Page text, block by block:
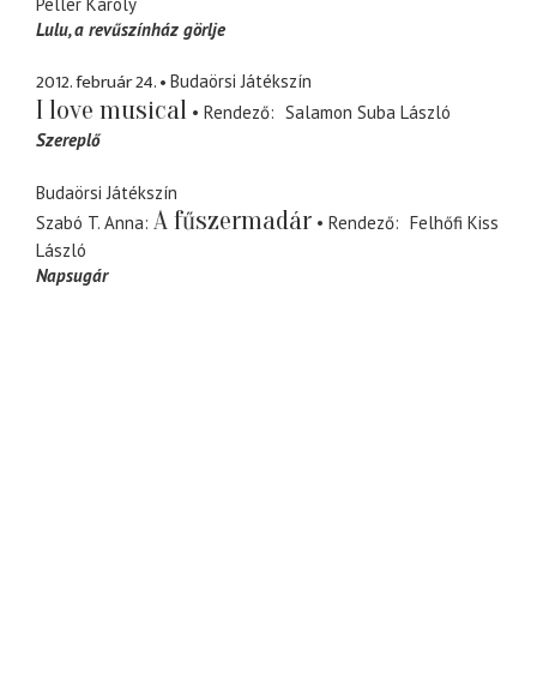
Lulu a revűszínház görlje
2012. február 24. Budaörsi Játékszín
I love musical Rendező
Salamon Suba László
Szereplő
Budaörsi Játékszín
Szabó T. Anna A fűszermadár Rendező
Felhőfi Kiss
László
Napsugár